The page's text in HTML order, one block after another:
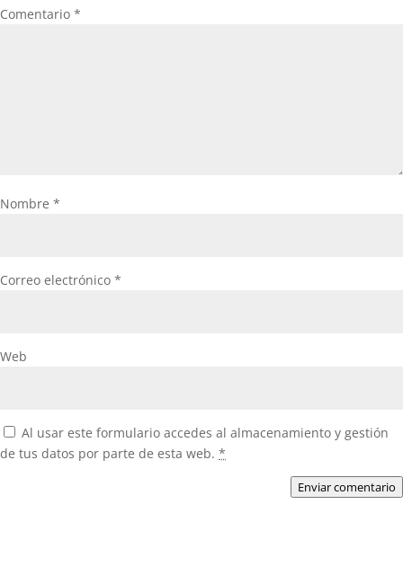
Comentario *
Nombre *
Correo electrónico *
Web
Al usar este formulario accedes al almacenamiento y gestión
de tus datos por parte de esta web. *
Enviar comentario